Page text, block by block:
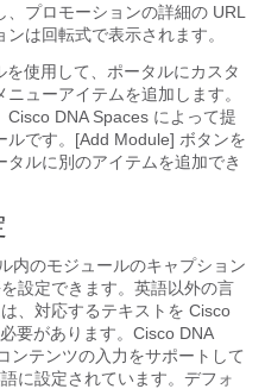
プロモーションの詳細の URL
は回転式で表示されます。
を使用して、ポータルにカスタ
ューアイテムを追加します。
DNA Spaces によって提
ルです。[Add Module] ボタンを
ルに別のアイテムを追加でき
内のモジュールのキャプション
設定できます。英語以外の言
、対応するテキストを Cisco
要があります。Cisco DNA
ンテンツの入力をサポートして
に設定されています。デフォ